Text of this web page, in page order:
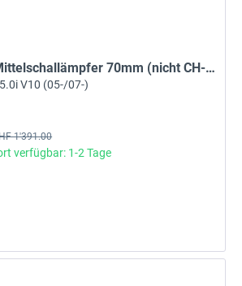
SUPERSPRINT Mittelschallämpfer 70mm (nicht CH-Norm
V10 (05-/07-)
1'391.00
verfügbar: 1-2 Tage